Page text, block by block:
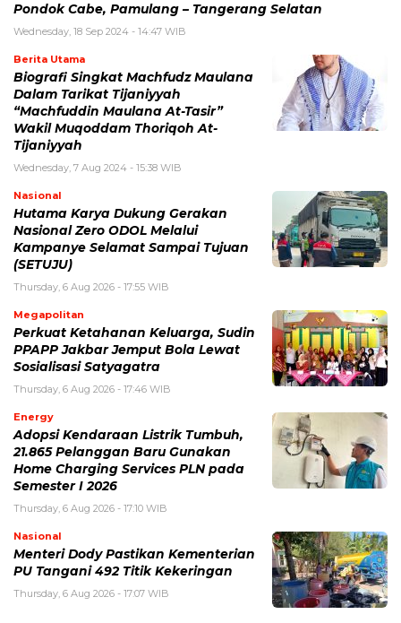
Pondok Cabe, Pamulang – Tangerang Selatan
Wednesday, 18 Sep 2024 - 14:47 WIB
Berita Utama
Biografi Singkat Machfudz Maulana
Dalam Tarikat Tijaniyyah
“Machfuddin Maulana At-Tasir”
Wakil Muqoddam Thoriqoh At-
Tijaniyyah
Wednesday, 7 Aug 2024 - 15:38 WIB
Nasional
Hutama Karya Dukung Gerakan
Nasional Zero ODOL Melalui
Kampanye Selamat Sampai Tujuan
(SETUJU)
Thursday, 6 Aug 2026 - 17:55 WIB
Megapolitan
Perkuat Ketahanan Keluarga, Sudin
PPAPP Jakbar Jemput Bola Lewat
Sosialisasi Satyagatra
Thursday, 6 Aug 2026 - 17:46 WIB
Energy
Adopsi Kendaraan Listrik Tumbuh,
21.865 Pelanggan Baru Gunakan
Home Charging Services PLN pada
Semester I 2026
Thursday, 6 Aug 2026 - 17:10 WIB
Nasional
Menteri Dody Pastikan Kementerian
PU Tangani 492 Titik Kekeringan
Thursday, 6 Aug 2026 - 17:07 WIB